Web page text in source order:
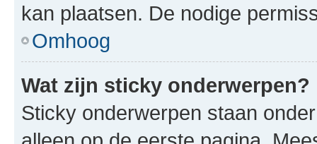
kan plaatsen. De nodige
Omhoog
Wat zijn sticky onderwerpen?
Sticky onderwerpen staan